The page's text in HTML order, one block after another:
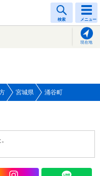
検索 メニュー
現在地
宮城県 涌谷町